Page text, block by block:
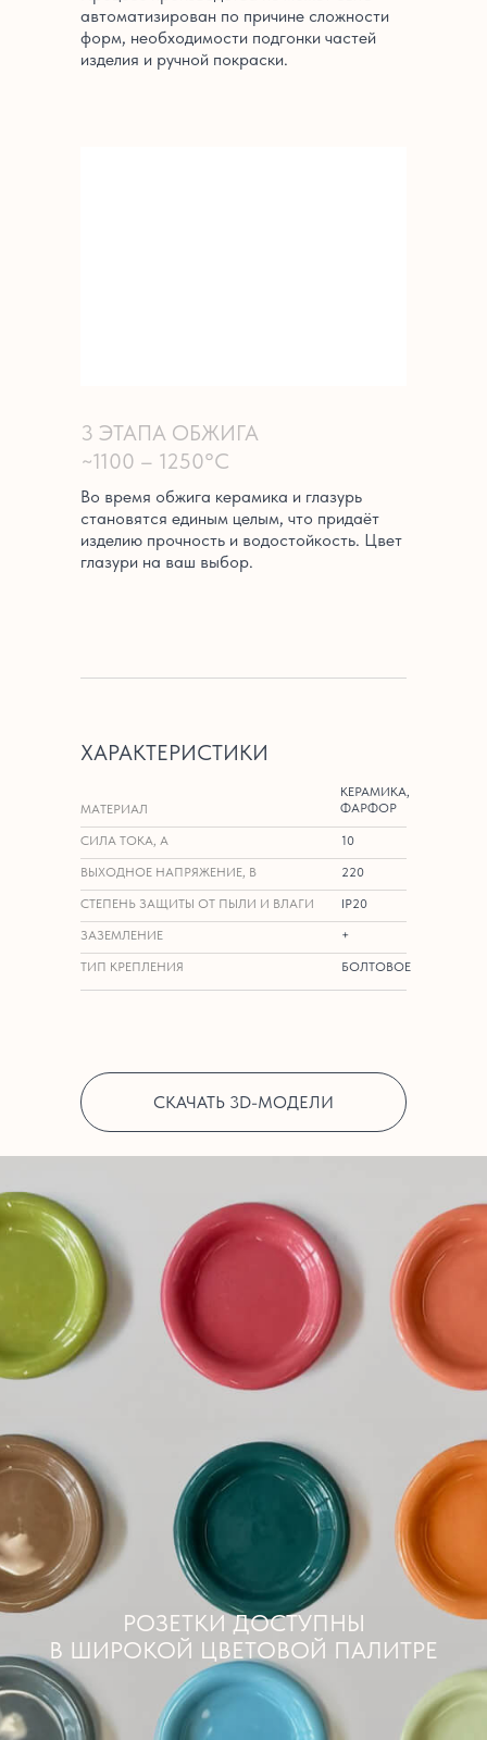
3 ЭТАПА ОБЖИГА
~1100 – 1250°C
автоматизирован по причине сложности
форм, необходимости подгонки частей
изделия и ручной покраски.
Во время обжига керамика и глазурь
становятся единым целым, что придаёт
изделию прочность и водостойкость. Цвет
глазури на ваш выбор.
МАТЕРИАЛ
КЕРАМИКА,
ФАРФОР
СИЛА ТОКА, А 10
ВЫХОДНОЕ НАПРЯЖЕНИЕ, В 220
СТЕПЕНЬ ЗАЩИТЫ ОТ ПЫЛИ И ВЛАГИ IP20
ЗАЗЕМЛЕНИЕ +
ТИП КРЕПЛЕНИЯ БОЛТОВОЕ
ХАРАКТЕРИСТИКИ
СКАЧАТЬ 3D-МОДЕЛИ
РОЗЕТКИ ДОСТУПНЫ
В ШИРОКОЙ ЦВЕТОВОЙ ПАЛИТРЕ